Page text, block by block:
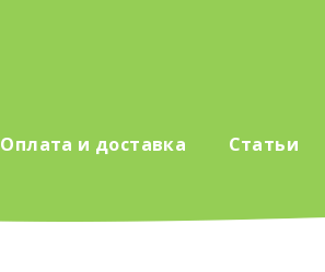
Оплата и доставка Статьи